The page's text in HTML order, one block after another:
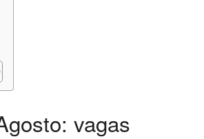
vagas